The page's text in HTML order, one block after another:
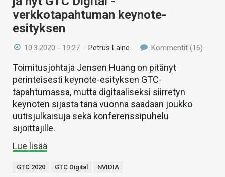
verkkotapahtuman keynote-
esityksen
10.3.2020 - 19:27 /Petrus Laine Kommentit (16)
Toimitusjohtaja Jensen Huang on pitänyt
perinteisesti keynote-esityksen GTC-
tapahtumassa, mutta digitaaliseksi siirretyn
keynoten sijasta tänä vuonna saadaan joukko
uutisjulkaisuja sekä konferenssipuhelu
sijoittajille.
Lue lisää
GTC 2020 GTC Digital NVIDIA